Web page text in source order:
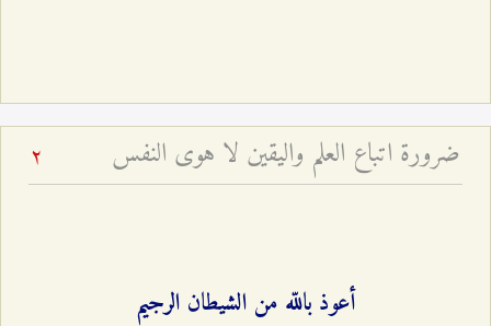
ضرورة اتباع العلم واليقين لا هوى النفس 2
أعوذ باللّه من الشيطان الرجيم